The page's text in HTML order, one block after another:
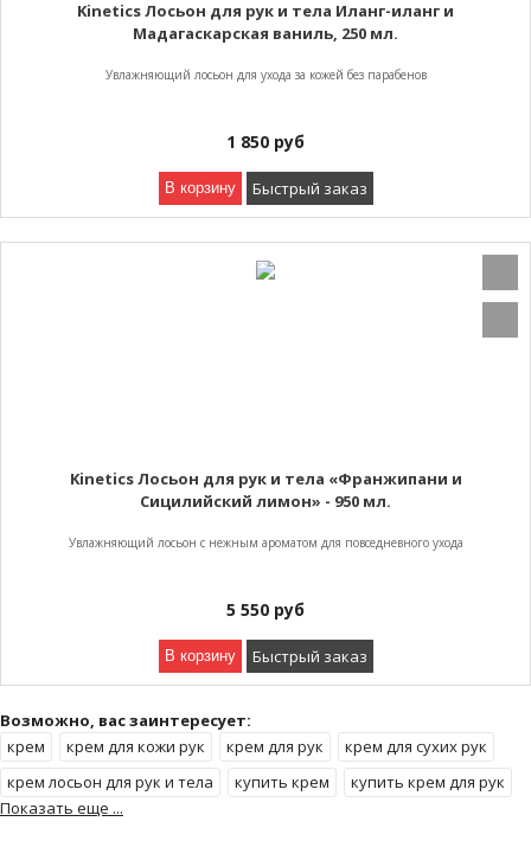
Kinetics Лосьон для рук и тела Иланг-иланг и
Мадагаскарская ваниль, 250 мл.
Увлажняющий лосьон для ухода за кожей без парабенов
1 850 руб
В корзину Быстрый заказ
Kinetics Лосьон для рук и тела «Франжипани и
Сицилийский лимон» - 950 мл.
Увлажняющий лосьон с нежным ароматом для повседневного ухода
5 550 руб
В корзину Быстрый заказ
Возможно, вас заинтересует:
Показать еще ...
крем крем для кожи рук крем для рук
крем для сухих рук
крем лосьон для рук и тела
купить крем
купить крем для рук
лосьон крем